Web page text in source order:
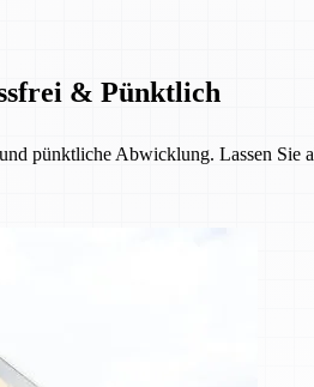
& Pünktlich
pünktliche Abwicklung. Lassen Sie